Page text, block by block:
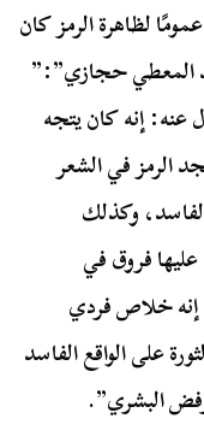
لظاهرة الرمز كان
المعطي حجازي”:”
عنه: إنه كان يتجه
الرمز في الشعر
وكذلك
فروق في
إنه خلاص فردي
على الواقع الفاسد
البشري”.